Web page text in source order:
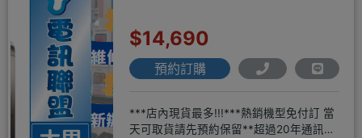
$14,690
預約訂購
***店內現貨最多!!!***熱銷機型免付訂 當
天可取貨請先預約保留**超過20年通訊經